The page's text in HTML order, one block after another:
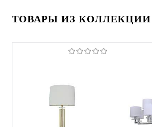
ТОВАРЫ ИЗ КОЛЛЕКЦИИ